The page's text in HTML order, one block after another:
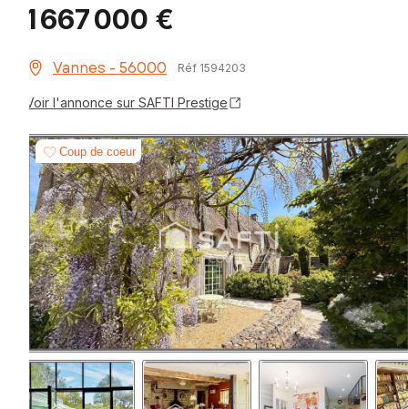
1 667 000 €
Vannes - 56000 Réf 1594203
Voir l'annonce sur SAFTI Prestige
Coup de coeur